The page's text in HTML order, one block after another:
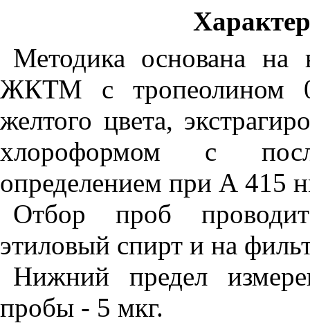
Методика основана на
ЖКТМ с тропеолином
желтого цвета,
хлороформом с
определением при А 415
Отбор проб
этиловый спирт и на
Нижний предел
пробы - 5 мкг.